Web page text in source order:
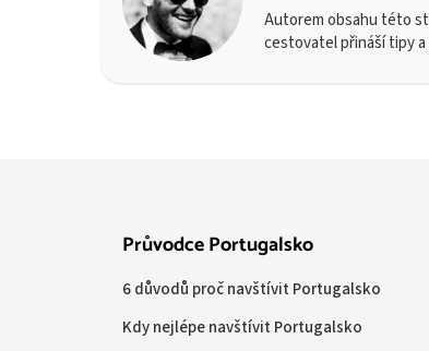
Autorem obsahu této
cestovatel přináší tipy
Průvodce Portugalsko
6 důvodů proč navštívit Portugalsko
Kdy nejlépe navštívit Portugalsko